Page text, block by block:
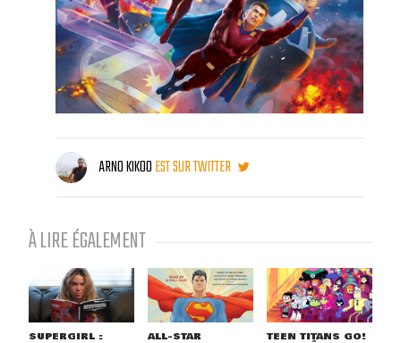
ARNO KIKOOEST SUR TWITTER
À LIRE ÉGALEMENT
SUPERGIRL : ALL-STAR TEEN TITANS GO!